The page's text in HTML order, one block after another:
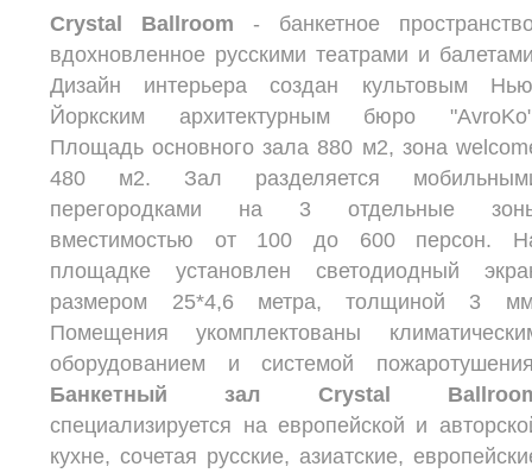
Crystal Ballroom - банкетное
вдохновленное русскими театрами и
Дизайн интерьера создан культовым
Йоркским архитектурным бюро
Площадь основного зала 880 м2, зона
480 м2. Зал разделяется
перегородками на 3 отдельные
вместимостью от 100 до 600 персон.
площадке установлен светодиодный
размером 25*4,6 метра, толщиной 3
Помещения укомплектованы
оборудованием и системой
Банкетный зал Crystal
специализируется на европейской и
кухне, сочетая русские, азиатские,